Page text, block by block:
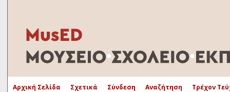
Αρχική Σελίδα Σχετικά Σύνδεση Αναζήτηση
Τρέχον